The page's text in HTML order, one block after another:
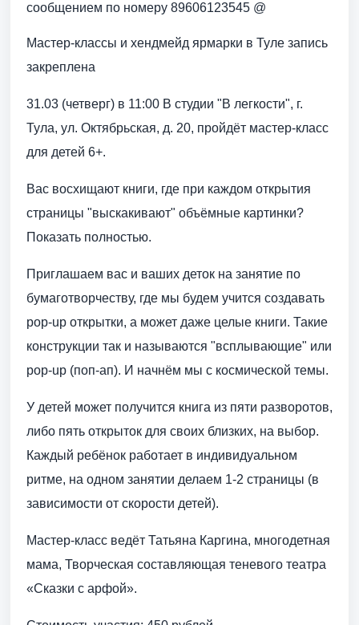
сообщением по номеру 89606123545 @
Мастер-классы и хендмейд ярмарки в Туле запись
закреплена
31.03 (четверг) в 11:00 В студии "В легкости", г.
Тула, ул. Октябрьская, д. 20, пройдёт мастер-класс
для детей 6+.
Вас восхищают книги, где при каждом открытия
страницы "выскакивают" объёмные картинки?
Показать полностью.
Приглашаем вас и ваших деток на занятие по
бумаготворчеству, где мы будем учится создавать
pop-up открытки, а может даже целые книги. Такие
конструкции так и называются "всплывающие" или
pop-up (поп-ап). И начнём мы с космической темы.
У детей может получится книга из пяти разворотов,
либо пять открыток для своих близких, на выбор.
Каждый ребёнок работает в индивидуальном
ритме, на одном занятии делаем 1-2 страницы (в
зависимости от скорости детей).
Мастер-класс ведёт Татьяна Каргина, многодетная
мама, Творческая составляющая теневого театра
«Сказки с арфой».